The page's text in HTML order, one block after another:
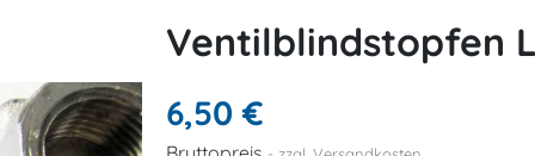
Ventilblindstopfen
6,50 €